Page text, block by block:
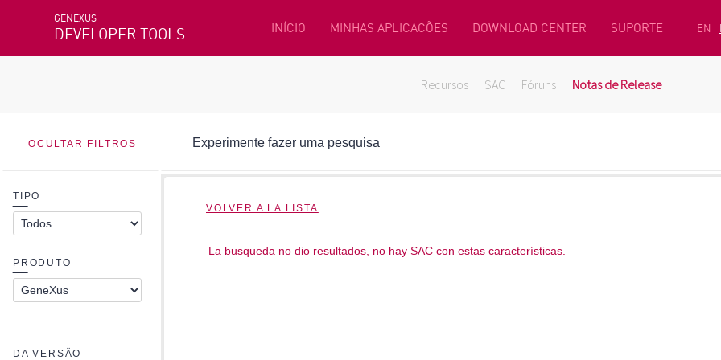
GENEXUS
DEVELOPER TOOLS INÍCIO MINHAS APLICACÕES DOWNLOAD CENTER SUPORTE EN
Recursos SAC Fóruns Notas de Release